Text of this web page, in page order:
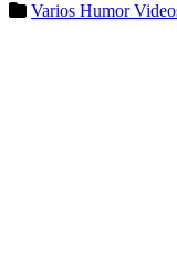
Varios Humor